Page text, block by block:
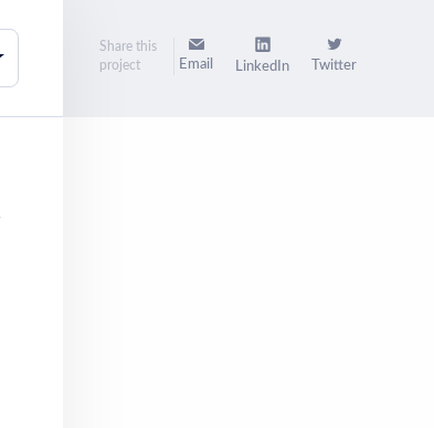
Share this
project
Email LinkedIn Twitter